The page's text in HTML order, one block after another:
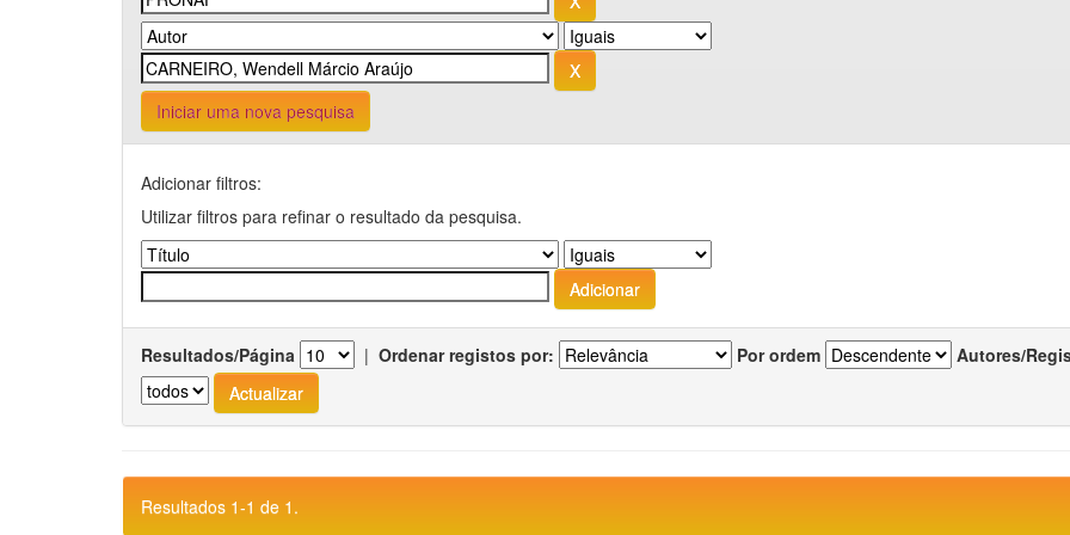
Iniciar uma nova pesquisa
Adicionar filtros:
Utilizar filtros para refinar o resultado da pesquisa.
Resultados/Página | Ordenar registos por: Por ordem Autores/
Resultados 1-1 de 1.